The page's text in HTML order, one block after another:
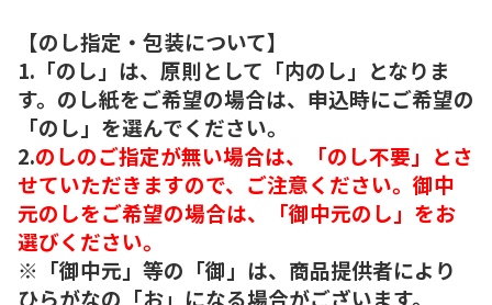
【のし指定・包装について】
1.「のし」は、原則として「内のし」となりま
す。のし紙をご希望の場合は、申込時にご希望の
「のし」を選んでください。
2.のしのご指定が無い場合は、「のし不要」とさ
せていただきますので、ご注意ください。御中
元のしをご希望の場合は、「御中元のし」をお
選びください。
※「御中元」等の「御」は、商品提供者により
ひらがなの「お」になる場合がございます。